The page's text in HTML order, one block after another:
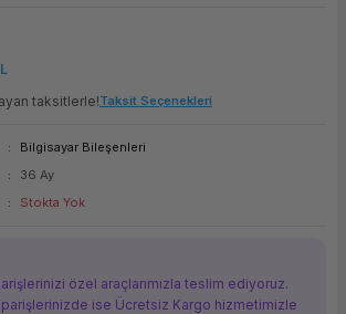
Panel PC
taksitlerle!Taksit Seçenekleri
Bilgisayar Bileşenleri
36 Ay
Stokta Yok
özel araçlarımızla teslim ediyoruz.
ise Ücretsiz Kargo hizmetimizle